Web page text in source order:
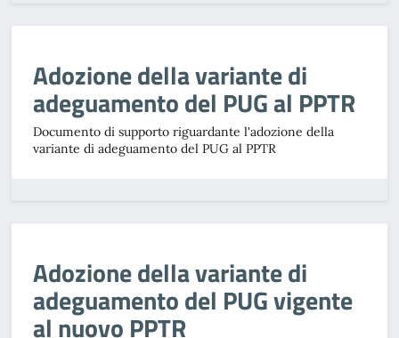
Adozione della variante di
adeguamento del PUG al PPTR
Documento di supporto riguardante l'adozione della
variante di adeguamento del PUG al PPTR
Adozione della variante di
adeguamento del PUG vigente
al nuovo PPTR